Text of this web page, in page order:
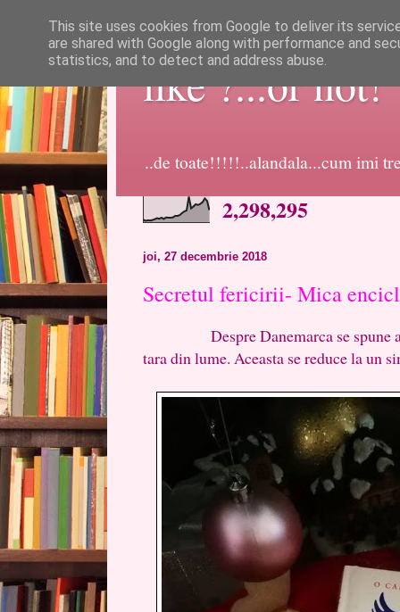
like ?...or not!
..de toate!!!!!..alandala...cum imi
2,298,295
joi, 27 decembrie 2018
Secretul fericirii- Mica
Despre Danemarca se spune
tara din lume. Aceasta se reduce la un
This site uses cookies from Google to deliver its
are shared with Google along with performance and
statistics, and to detect and address abuse.